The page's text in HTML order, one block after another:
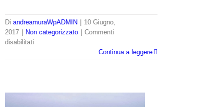
Di andreamuraWpADMIN
10 Giugno,
2017
Non categorizzato
Commenti
disabilitati
Vento
nella
Continua a leggere